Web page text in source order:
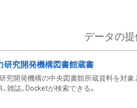
データの
研究開発機構図書館蔵書
究開発機構の中央図書館所蔵資料を対
、雑誌、Docketが検索できる。